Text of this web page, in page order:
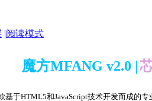
|阅读模式
魔方MFANG v2.0 |
于HTML5和JavaScript技术开发而成的